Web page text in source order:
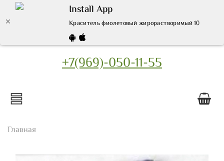
Install App
Краситель фиолетовый жирорастворимый 10 гр. -
+7(969)-050-11-55
Главная